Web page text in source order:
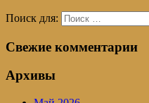
Поиск для:
Свежие комментарии
Архивы